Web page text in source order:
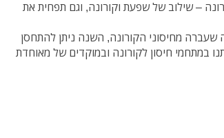
– שילוב של שפעת וקורונה, וגם תפחית את
שעברה מחיסוני הקורונה, השנה ניתן להתחסן
במתחמי חיסון לקורונה ובמוקדים של מאוחדת